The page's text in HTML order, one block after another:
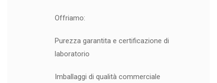
Offriamo:
Purezza garantita e certificazione di
laboratorio
Imballaggi di qualità commerciale